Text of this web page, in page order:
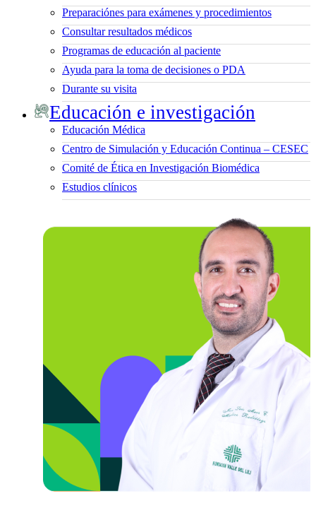
Preparaciónes para exámenes y procedimientos
Consultar resultados médicos
Programas de educación al paciente
Ayuda para la toma de decisiones o PDA
Durante su visita
Educación e investigación
Educación Médica
Centro de Simulación y Educación Continua – CESEC
Comité de Ética en Investigación Biomédica
Estudios clínicos